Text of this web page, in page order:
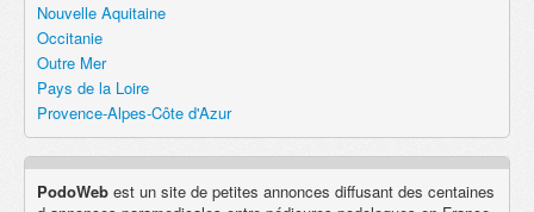
Nouvelle Aquitaine
Occitanie
Outre Mer
Pays de la Loire
Provence-Alpes-Côte d'Azur
PodoWeb est un site de petites annonces diffusant des centaines